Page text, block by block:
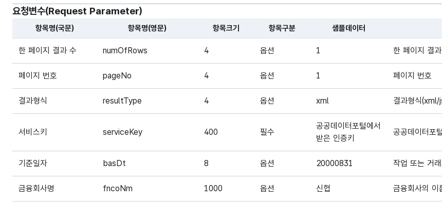
요청변수(Request Parameter)
해당 오픈API의 요청변수(Request Parameter) 항목에 대한 표로, 국문항목명, 영문 항목명, 항목크기, 항목구분, 샘플데이
항목명(국문) 항목명(영문) 항목크기 항목구분 샘플데이터
한 페이지 결과 수 numOfRows 4 옵션 1 한 페이지 결
페이지 번호 pageNo 4 옵션 1 페이지 번호
결과형식 resultType 4 옵션 xml 결과형식(xml/
서비스키 serviceKey 400 필수
공공데이터포털에서
받은 인증키
공공데이터포
기준일자 basDt 8 옵션 20000831 작업 또는 거
금융회사명 fncoNm 1000 옵션 신협 금융회사의 이